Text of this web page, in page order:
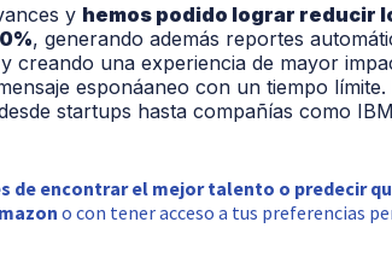
y hemos podido lograr reducir
, generando además reportes
creando una experiencia de mayor
esponáaneo con un tiempo límite.
startups hasta compañías como
de encontrar el mejor talento o predecir
o con tener acceso a tus preferencias